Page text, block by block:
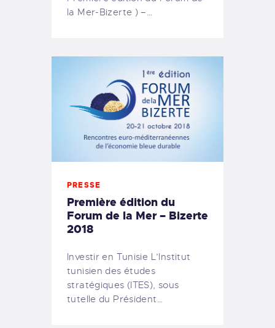
la Mer-Bizerte ) –…
PRESSE
Première édition du
Forum de la Mer – Bizerte
2018
Investir en Tunisie L’Institut
tunisien des études
stratégiques (ITES), sous
tutelle du Président…